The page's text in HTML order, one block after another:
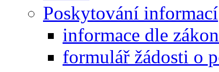
Poskytování informací
informace dle
formulář žádosti o